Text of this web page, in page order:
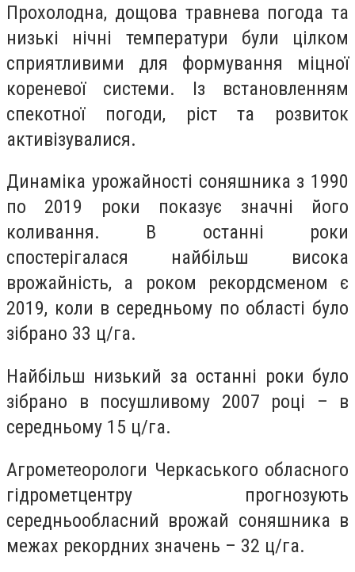
Прохолодна, дощова травнева погода та
низькі нічні температури були цілком
сприятливими для формування міцної
кореневої системи. Із встановленням
спекотної погоди, ріст та розвиток
активізувалися.
Динаміка урожайності соняшника з 1990
по 2019 роки показує значні його
коливання. В останні роки
спостерігалася найбільш висока
врожайність, а роком рекордсменом є
2019, коли в середньому по області було
зібрано 33 ц/га.
Найбільш низький за останні роки було
зібрано в посушливому 2007 році – в
середньому 15 ц/га.
Агрометеорологи Черкаського обласного
гідрометцентру прогнозують
середньообласний врожай соняшника в
межах рекордних значень – 32 ц/га.